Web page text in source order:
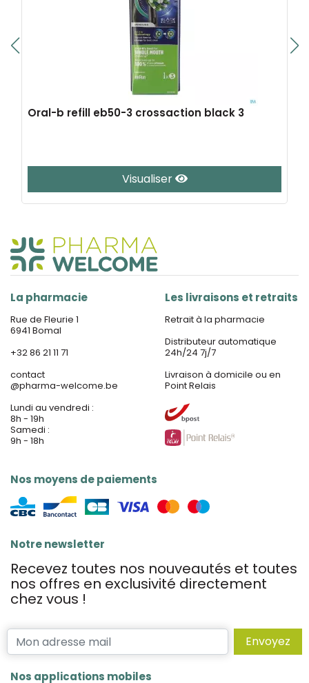
Oral-b refill eb50-3 crossaction black 3
Visualiser
La pharmacie
Rue de Fleurie 1
6941 Bomal
+32 86 21 11 71
contact
@pharma-welcome.be
Lundi au vendredi :
8h - 19h
Samedi :
9h - 18h
Nos moyens de paiements
Les livraisons et retraits
Retrait à la pharmacie
Distributeur automatique
24h/24 7j/7
Livraison à domicile ou en
Point Relais
Notre newsletter
Recevez toutes nos nouveautés et toutes
nos offres en exclusivité directement
chez vous !
Envoyez
Nos applications mobiles